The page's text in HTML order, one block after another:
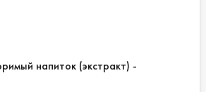
напиток (экстракт) -